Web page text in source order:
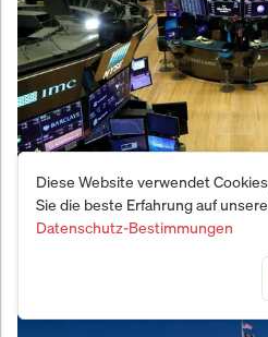
Börse schlägt Pessimisten
gewinnt der Markt IMMER
Diese Website verwendet
Sie die beste Erfahrung auf
Datenschutz-Bestimmungen